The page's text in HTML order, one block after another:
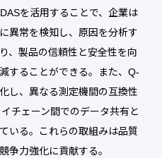
を活用することで、企業は
異常を検知し、原因を分析す
、製品の信頼性と安全性を向
することができる。また、Q-
し、異なる測定機間の互換性
チェーン間でのデータ共有と
いる。これらの取組みは品質
争力強化に貢献する。